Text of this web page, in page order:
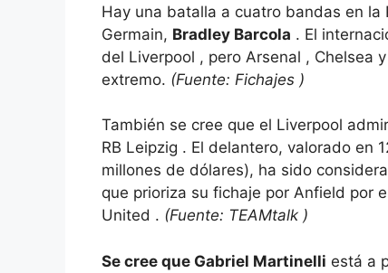
Hay una batalla a cuatro bandas en
Germain, Bradley Barcola . El
del Liverpool , pero Arsenal , Chelsea y
extremo. (Fuente: Fichajes )
También se cree que el Liverpool
RB Leipzig . El delantero, valorado en
millones de dólares), ha sido
que prioriza su fichaje por Anfield por
United . (Fuente: TEAMtalk )
Se cree que Gabriel Martinelli está a